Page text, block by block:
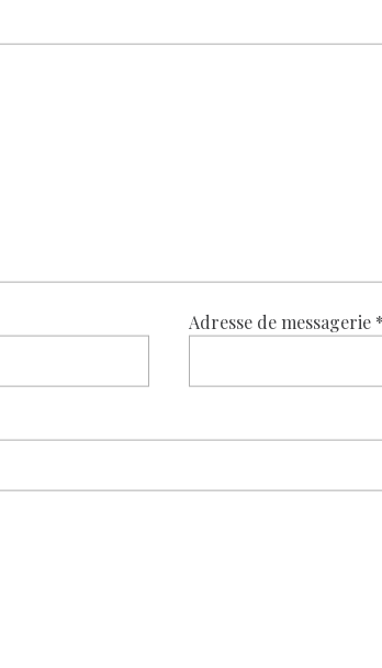
Adresse de messagerie